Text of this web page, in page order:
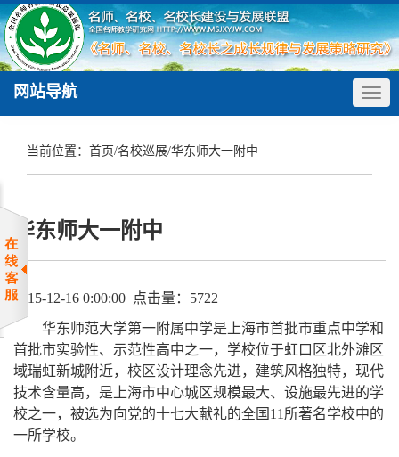
网站导航
当前位置： 首页/名校巡展/华东师大一附中
华东师大一附中
2015-12-16 0:00:00 点击量：5722
华东师范大学第一附属中学是上海市首批市重点中学和
首批市实验性、示范性高中之一，学校位于虹口区北外滩区
域瑞虹新城附近，校区设计理念先进，建筑风格独特，现代
技术含量高，是上海市中心城区规模最大、设施最先进的学
校之一，被选为向党的十七大献礼的全国11所著名学校中的
一所学校。